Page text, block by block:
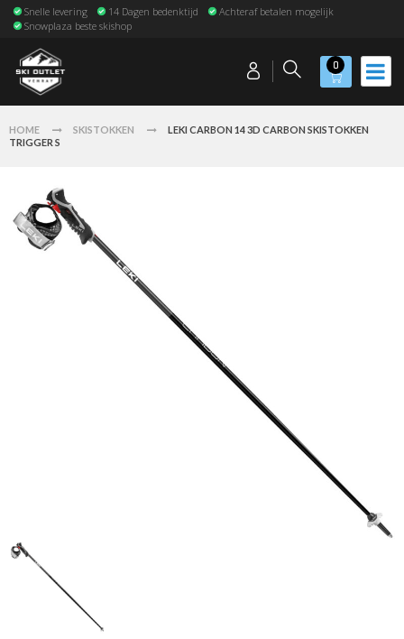
Snelle levering 14 Dagen bedenktijd
Achteraf betalen mogelijk
Snowplaza beste skishop
0
HOME SKISTOKKEN
LEKI CARBON 14 3D CARBON SKISTOKKEN
TRIGGER S